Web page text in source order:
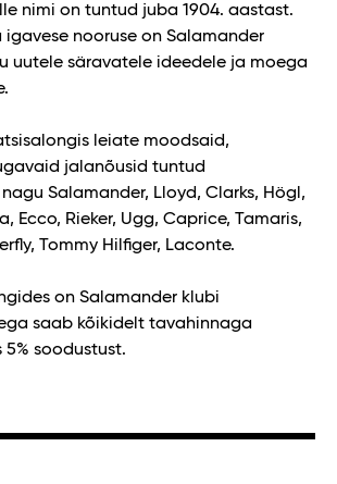
nimi on tuntud juba 1904. aastast.
igavese nooruse on Salamander
uutele säravatele ideedele ja moega
leiate moodsaid,
jalanõusid tuntud
Salamander, Lloyd, Clarks, Högl,
Ecco, Rieker, Ugg, Caprice, Tamaris,
Tommy Hilfiger, Laconte.
on Salamander klubi
saab kõikidelt tavahinnaga
soodustust.